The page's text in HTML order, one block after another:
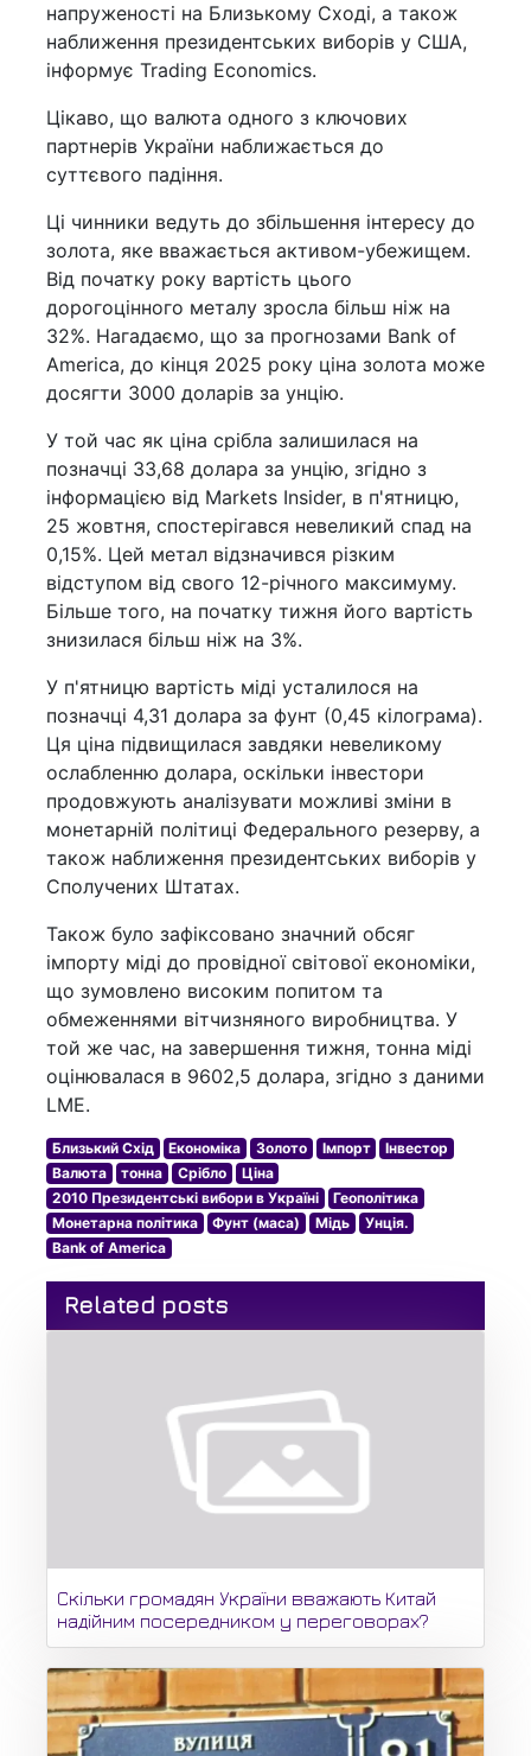
напруженості на Близькому Сході, а також
наближення президентських виборів у США,
інформує Trading Economics.
Цікаво, що валюта одного з ключових
партнерів України наближається до
суттєвого падіння.
Ці чинники ведуть до збільшення інтересу до
золота, яке вважається активом-убежищем.
Від початку року вартість цього
дорогоцінного металу зросла більш ніж на
32%. Нагадаємо, що за прогнозами Bank of
America, до кінця 2025 року ціна золота може
досягти 3000 доларів за унцію.
У той час як ціна срібла залишилася на
позначці 33,68 долара за унцію, згідно з
інформацією від Markets Insider, в п'ятницю,
25 жовтня, спостерігався невеликий спад на
0,15%. Цей метал відзначився різким
відступом від свого 12-річного максимуму.
Більше того, на початку тижня його вартість
знизилася більш ніж на 3%.
У п'ятницю вартість міді усталилося на
позначці 4,31 долара за фунт (0,45 кілограма).
Ця ціна підвищилася завдяки невеликому
ослабленню долара, оскільки інвестори
продовжують аналізувати можливі зміни в
монетарній політиці Федерального резерву, а
також наближення президентських виборів у
Сполучених Штатах.
Також було зафіксовано значний обсяг
імпорту міді до провідної світової економіки,
що зумовлено високим попитом та
обмеженнями вітчизняного виробництва. У
той же час, на завершення тижня, тонна міді
оцінювалася в 9602,5 долара, згідно з даними
LME.
Близький Схід Економіка Золото Імпорт
Інвестор
Валюта
тонна Срібло
Ціна
2010 Президентські вибори в Україні
Геополітика
Монетарна політика
Фунт (маса) Мідь
Унція.
Bank of America
Related posts
Скільки громадян України вважають Китай
надійним посередником у переговорах?